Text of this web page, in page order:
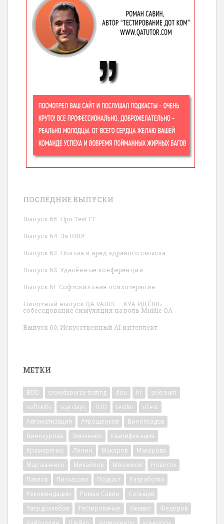
ПОСЛЕДНИЕ ВЫПУСКИ
Выпуск 65: Про Test IT
Выпуск 64: За BDD!
Выпуск 63: Польза и вред здравого смысла
Выпуск 62: Удалённые конференции.
Выпуск 61: Софтскильная психотерапия
Пилотный выпуск QA VADIS — КУА ИДЁШЬ:
собеседование симуляция на роль Middle QA
Выпуск 60: Искусственный AI интеллект
МЕТКИ
BDD crowdsource testing dou hr
selenium
softskills
sqa days TDD testlio
uTest
Автоматизация
Атрощенков
Виноградов
Винокурова
Зинченко
Квалификация
Крамаренко
Ланин Макаров
Макарова
Мартыненко
Михайлов Мясников
Новости
Павлов
Писчасова Подкаст
Разработка
Рекомендации
Роман Савин
Солнцев
Твердохлебов
Тестирование Ужевко
Федоров